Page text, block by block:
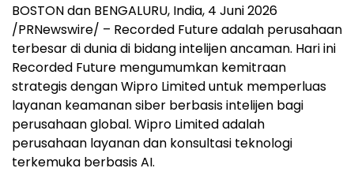
BOSTON dan BENGALURU, India, 4 Juni 2026
/PRNewswire/ – Recorded Future adalah perusahaan
terbesar di dunia di bidang intelijen ancaman. Hari ini
Recorded Future mengumumkan kemitraan
strategis dengan Wipro Limited untuk memperluas
layanan keamanan siber berbasis intelijen bagi
perusahaan global. Wipro Limited adalah
perusahaan layanan dan konsultasi teknologi
terkemuka berbasis AI.